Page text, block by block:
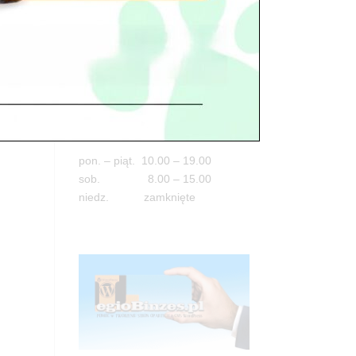
05-100 Nowy Dwór Mazowiecki
tel. 503 900 215
pon. – piąt. 10.00 – 19.00
sob. 8.00 – 15.00
niedz. zamknięte